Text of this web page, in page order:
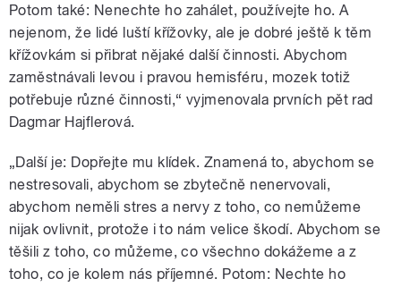
Potom také: Nenechte ho zahálet, používejte ho. A
nejenom, že lidé luští křížovky, ale je dobré ještě k těm
křížovkám si přibrat nějaké další činnosti. Abychom
zaměstnávali levou i pravou hemisféru, mozek totiž
potřebuje různé činnosti,“ vyjmenovala prvních pět rad
Dagmar Hajflerová.
„Další je: Dopřejte mu klídek. Znamená to, abychom se
nestresovali, abychom se zbytečně nenervovali,
abychom neměli stres a nervy z toho, co nemůžeme
nijak ovlivnit, protože i to nám velice škodí. Abychom se
těšili z toho, co můžeme, co všechno dokážeme a z
toho, co je kolem nás příjemné. Potom: Nechte ho